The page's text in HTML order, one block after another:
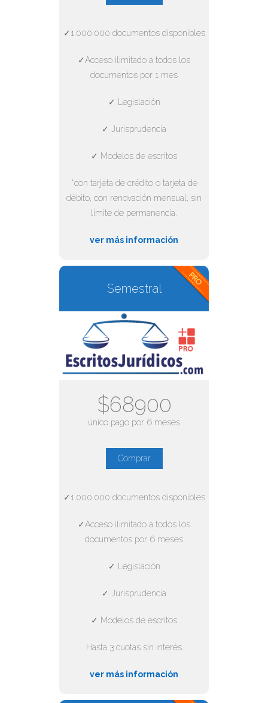
✓1.000.000 documentos disponibles
✓Acceso ilimitado a todos los
documentos por 1 mes
✓ Legislación
✓ Jurisprudencia
✓ Modelos de escritos
*con tarjeta de crédito o tarjeta de
débito, con renovación mensual, sin
límite de permanencia.
ver más información
Semestral
$68900
único pago por 6 meses
Comprar
✓1.000.000 documentos disponibles
✓Acceso ilimitado a todos los
documentos por 6 meses
✓ Legislación
✓ Jurisprudencia
✓ Modelos de escritos
Hasta 3 cuotas sin interés
ver más información